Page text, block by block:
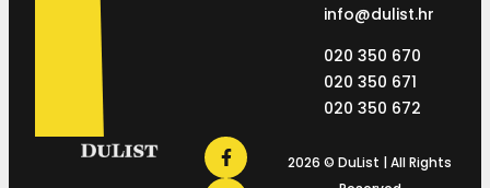
info@dulist.hr
020 350 670
020 350 671
020 350 672
2026 © DuList | All Rights